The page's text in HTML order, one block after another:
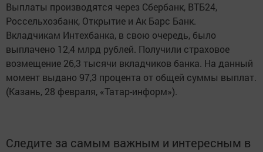
Выплаты производятся через Сбербанк, ВТБ24,
Россельхозбанк, Открытие и Ак Барс Банк.
Вкладчикам Интехбанка, в свою очередь, было
выплачено 12,4 млрд рублей. Получили страховое
возмещение 26,3 тысячи вкладчиков банка. На данный
момент выдано 97,3 процента от общей суммы выплат.
(Казань, 28 февраля, «Татар-информ»).
Следите за самым важным и интересным в